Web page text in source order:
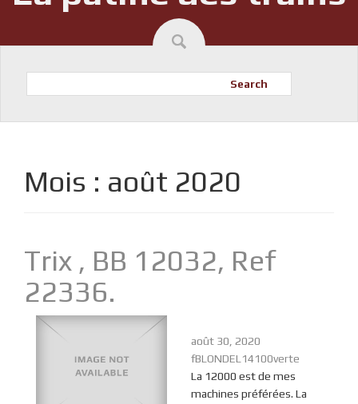
Search
Mois : août 2020
Trix , BB 12032, Ref
22336.
août 30, 2020
fBLONDEL14100verte
La 12000 est de mes
machines préférées. La